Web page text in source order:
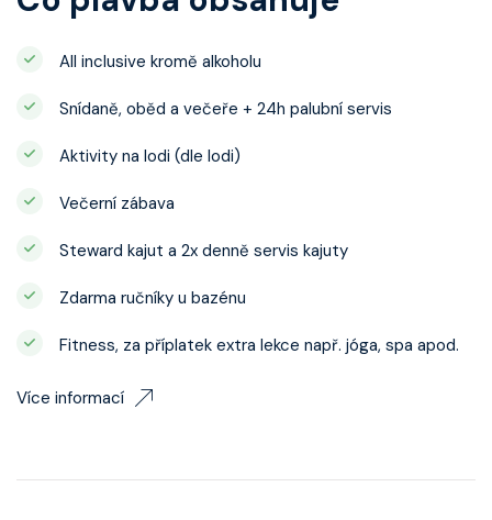
All inclusive kromě alkoholu
Snídaně, oběd a večeře + 24h palubní servis
Aktivity na lodi (dle lodi)
Večerní zábava
Steward kajut a 2x denně servis kajuty
Zdarma ručníky u bazénu
Fitness, za příplatek extra lekce např. jóga, spa apod.
Více informací